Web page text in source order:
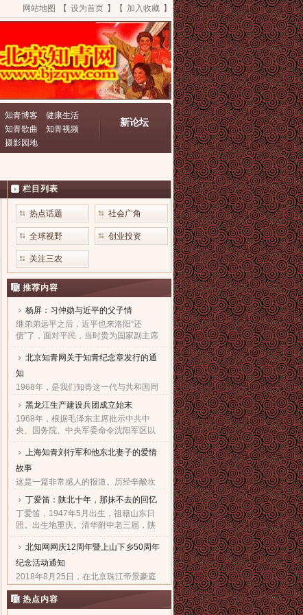
网站地图 【 设为首页 】【 加入收藏 】
知青博客
健康生活
知青歌曲
知青视频
摄影园地
新论坛
栏目列表
热点话题 社会广角
全球视野 创业投资
关注三农
推荐内容
杨屏：习仲勋与近平的父子情
继弟弟远平之后，近平也来洛阳“还
债”了，面对平民，当时贵为国家副主席
的他，几乎90度的庄严一躬，鞠出了习
家父子对天下老百姓的良心！也鞠出了
习仲勋与近平撼人心魄的父......
北京知青网关于知青纪念章发行的通
知
1968年，是我们知青这一代与共和国同
命运共前进的同龄人值得隆重纪念的一
年。因为，知青这个在特殊历史时期产
生的特殊群体，在共和国发展的史册
上，以自己的青春、热血和忠......
黑龙江生产建设兵团成立始末
1968年，根据毛泽东主席批示中共中
央、国务院、中央军委命令沈阳军区以
原东北农垦总局所属农场为基础，组建
黑龙江生产建设兵团，在黑龙江省边境
地区执行“屯垦戍边”任务。......
上海知青刘行军和他东北妻子的爱情
故事
这是一篇非常感人的报道。历经辛酸坎
坷，终于同18年前的爱人生活到了一
起，黑龙江省五大连池市女子王亚文和
知青刘行军之间的动人爱情故事，演绎
了生活版的“小芳的故事”。......
丁爱笛：陕北十年，那抹不去的回忆
丁爱笛，1947年5月出生，祖籍山东日
照。出生地重庆。清华附中老三届，陕
北延川插队十年，做过四年生产队长，
四年大队书记兼公社副书记。1978年恢
复高考进入上海工业大学。现......
北知网网庆12周年暨上山下乡50周年
纪念活动通知
2018年8月25日，在北京珠江帝景豪庭
酒店二楼举办盛大隆重的“庆祝北京知青
网成立十二周年暨纪念上山下乡五十周
年文艺联欢会”。热烈欢迎广大知青朋友
热点内容